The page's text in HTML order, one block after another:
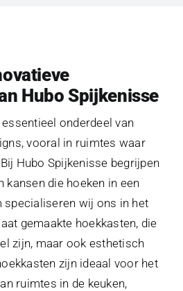
Hubo Spijkenisse
onderdeel van
vooral in ruimtes waar
Hubo Spijkenisse begrijpen
kansen die hoeken in een
specialiseren wij ons in het
gemaakte hoekkasten, die
zijn, maar ook esthetisch
zijn ideaal voor het
ruimtes in de keuken,